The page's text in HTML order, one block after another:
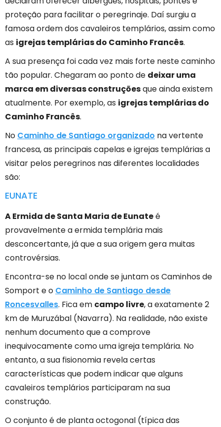
proteção para facilitar o peregrinaje. Daí surgiu a
famosa ordem dos cavaleiros templários, assim como
as igrejas templárias do Caminho Francês.
A sua presença foi cada vez mais forte neste caminho
tão popular. Chegaram ao ponto de deixar uma
marca em diversas construçõesque ainda existem
atualmente. Por exemplo, as igrejas templárias do
Caminho Francês.
No Caminho de Santiago organizado na vertente
francesa, as principais capelas e igrejas templárias a
visitar pelos peregrinos nas diferentes localidades
são:
EUNATE
A Ermida de Santa Maria de Eunateé
provavelmente a ermida templária mais
desconcertante, já que a sua origem gera muitas
controvérsias.
Encontra-se no local onde se juntam os Caminhos de
Somport e o Caminho de Santiago desde
Roncesvalles. Fica em campo livre, a exatamente 2
km de Muruzábal (Navarra). Na realidade, não existe
nenhum documento que a comprove
inequivocamente como uma igreja templária. No
entanto, a sua fisionomia revela certas
características que podem indicar que alguns
cavaleiros templários participaram na sua
construção.
O conjunto é de planta octogonal (típica das